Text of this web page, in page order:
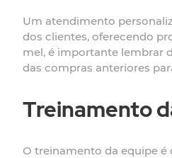
Um atendimento
dos clientes, oferecendo
mel, é importante lembrar
das compras anteriores
Treinamento
O treinamento da equipe